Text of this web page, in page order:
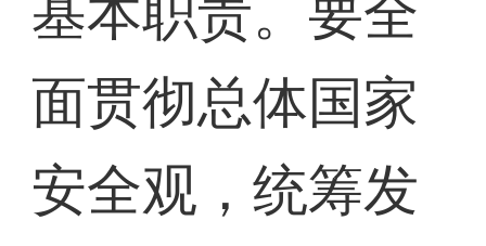
基本职责。要全
面贯彻总体国家
安全观，统筹发